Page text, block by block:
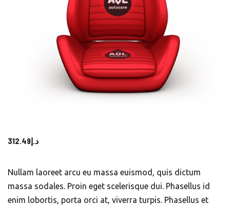
د.إ312.49
Nullam laoreet arcu eu massa euismod, quis dictum
massa sodales. Proin eget scelerisque dui. Phasellus id
enim lobortis, porta orci at, viverra turpis. Phasellus et